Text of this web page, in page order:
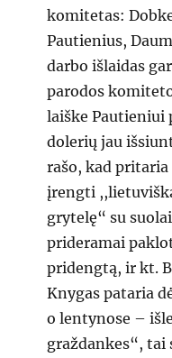
komitetas:
Pautienius,
darbo išlaidas
parodos
laiške Pautieniui
dolerių jau
rašo, kad
įrengti
grytelę“ su
prideramai
pridengtą, ir kt.
Knygas pataria
o lentynose –
graždankes“, tai